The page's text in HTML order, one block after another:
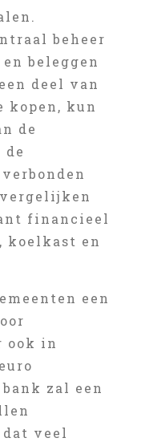
beheer
beleggen
deel van
kopen, kun
de
financieel
koelkast en
een
ook in
zal een
veel